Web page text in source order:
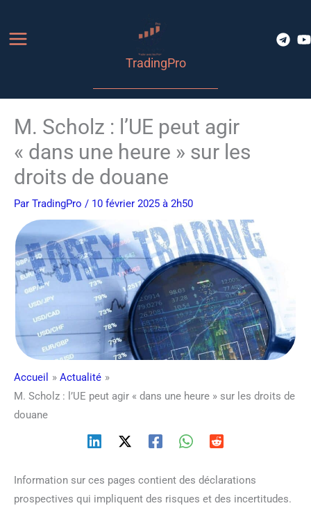
contenu
TradingPro
M. Scholz : l’UE peut agir
« dans une heure » sur les
droits de douane
Par TradingPro / 10 février 2025 à 2h50
Accueil
Actualité
M. Scholz : l’UE peut agir « dans une heure » sur les droits de
douane
Information sur ces pages contient des déclarations
prospectives qui impliquent des risques et des incertitudes.